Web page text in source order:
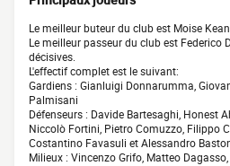
Le meilleur buteur du club est Moise
Le meilleur passeur du club est Federico
décisives.
L'effectif complet est le suivant:
Gardiens : Gianluigi Donnarumma,
Palmisani
Défenseurs : Davide Bartesaghi, Honest
Niccolò Fortini, Pietro Comuzzo, Filippo
Costantino Favasuli et Alessandro
Milieux : Vincenzo Grifo, Matteo